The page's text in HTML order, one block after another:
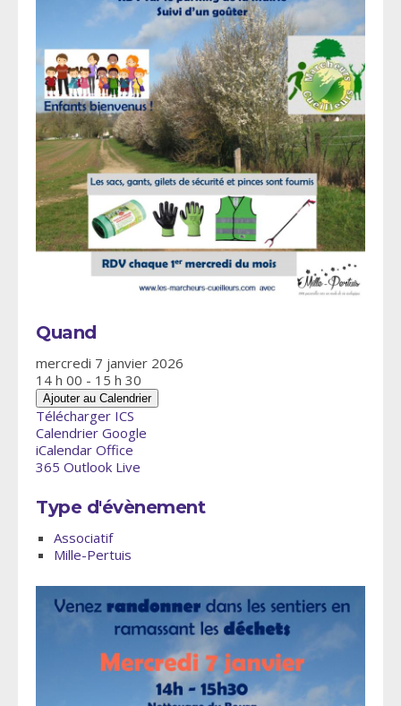
Quand
mercredi 7 janvier 2026
14 h 00 - 15 h 30
Ajouter au Calendrier
Télécharger ICS
Calendrier Google
iCalendar Office
365 Outlook Live
Type d'évènement
Associatif
Mille-Pertuis